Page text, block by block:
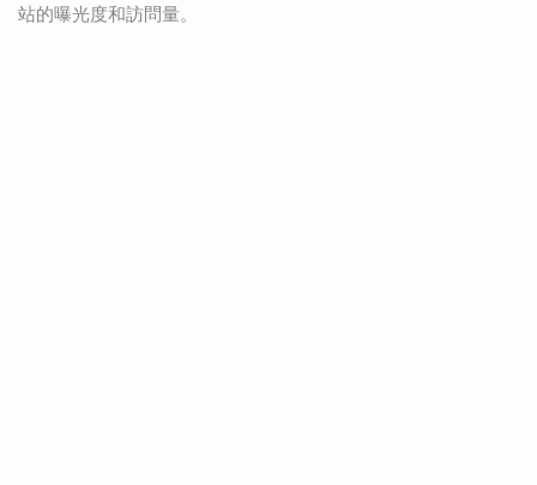
站的曝光度和訪問量。